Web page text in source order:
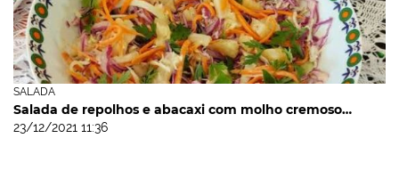
SALADA
Salada de repolhos e abacaxi com molho cremoso…
23/12/2021 11:36